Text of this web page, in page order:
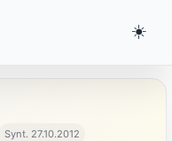
☀️
Synt. 27.10.2012